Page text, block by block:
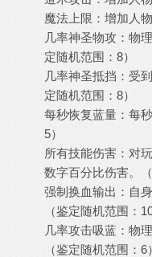
魔法上限：增加人
几率神圣物攻：物
定随机范围：8）
几率神圣抵挡：受
定随机范围：8）
每秒恢复蓝量：每
5）
所有技能伤害：对
数字百分比伤害。
强制换血输出：自
（鉴定随机范围：10
几率攻击吸蓝：物
（鉴定随机范围：6）